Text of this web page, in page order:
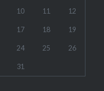
10 11 12
17 18 19
24 25 26
31